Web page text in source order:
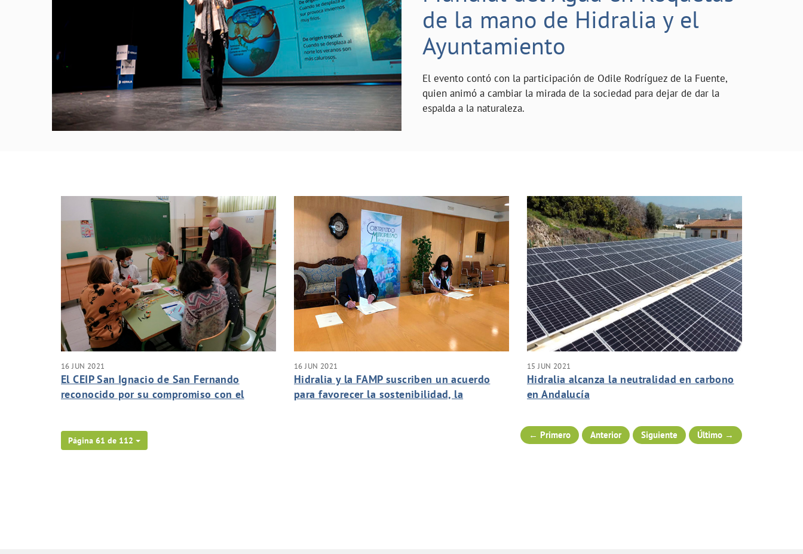
de la mano de Hidralia y el
Ayuntamiento
El evento contó con la participación de Odile Rodríguez de la Fuente,
quien animó a cambiar la mirada de la sociedad para dejar de dar la
espalda a la naturaleza.
16 JUN 2021
El CEIP San Ignacio de San Fernando
reconocido por su compromiso con el
16 JUN 2021
Hidralia y la FAMP suscriben un acuerdo
para favorecer la sostenibilidad, la
15 JUN 2021
Hidralia alcanza la neutralidad en carbono
en Andalucía
Página 61 de 112
← Primero Anterior Siguiente Último →